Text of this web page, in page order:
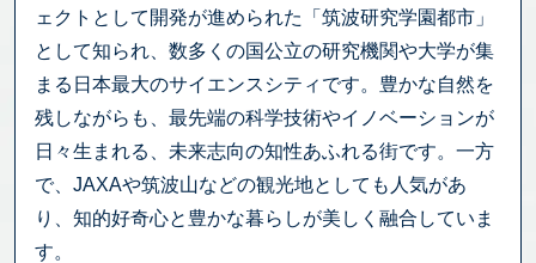
ェクトとして開発が進められた「筑波研究学園都市」
として知られ、数多くの国公立の研究機関や大学が集
まる日本最大のサイエンスシティです。豊かな自然を
残しながらも、最先端の科学技術やイノベーションが
日々生まれる、未来志向の知性あふれる街です。一方
で、JAXAや筑波山などの観光地としても人気があ
り、知的好奇心と豊かな暮らしが美しく融合していま
す。